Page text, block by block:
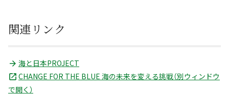
関連リンク
海と日本PROJECT
CHANGE FOR THE BLUE 海の未来を変える挑戦（別ウィンドウ
で開く）